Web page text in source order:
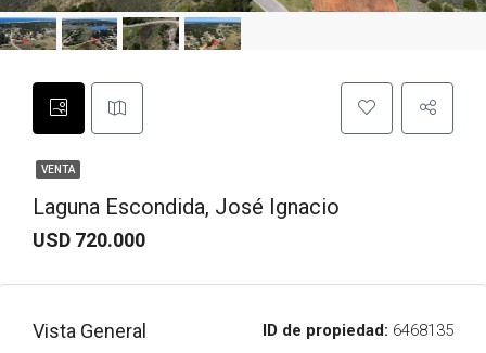
VENTA
Laguna Escondida, José Ignacio
USD 720.000
Vista General ID de propiedad: 6468135